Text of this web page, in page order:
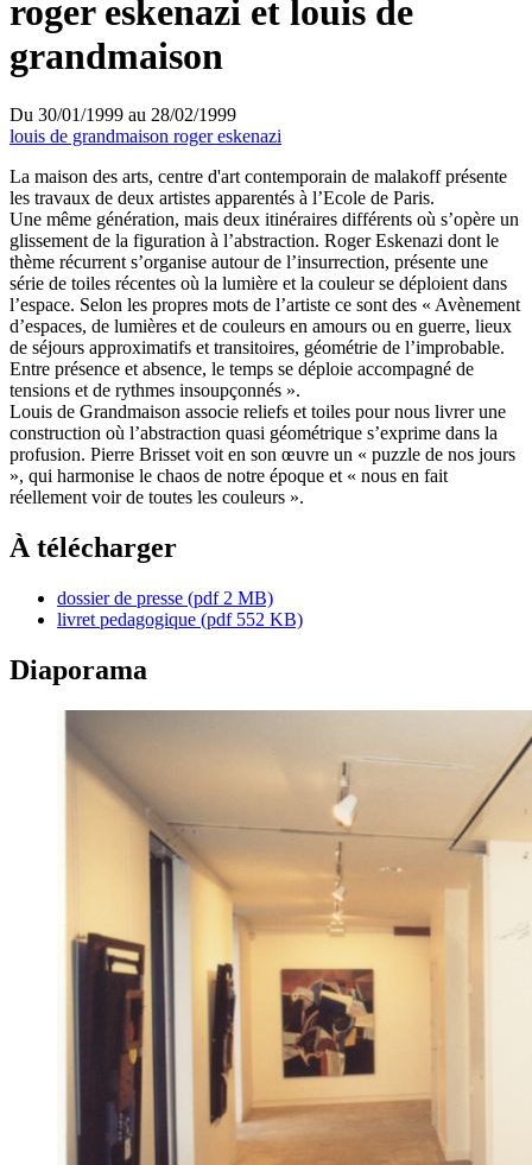
roger eskenazi et louis de
grandmaison
Du 30/01/1999 au 28/02/1999
louis de grandmaison roger eskenazi
La maison des arts, centre d'art contemporain de malakoff présente
les travaux de deux artistes apparentés à l’Ecole de Paris.
Une même génération, mais deux itinéraires différents où s’opère un
glissement de la figuration à l’abstraction. Roger Eskenazi dont le
thème récurrent s’organise autour de l’insurrection, présente une
série de toiles récentes où la lumière et la couleur se déploient dans
l’espace. Selon les propres mots de l’artiste ce sont des « Avènement
d’espaces, de lumières et de couleurs en amours ou en guerre, lieux
de séjours approximatifs et transitoires, géométrie de l’improbable.
Entre présence et absence, le temps se déploie accompagné de
tensions et de rythmes insoupçonnés ».
Louis de Grandmaison associe reliefs et toiles pour nous livrer une
construction où l’abstraction quasi géométrique s’exprime dans la
profusion. Pierre Brisset voit en son œuvre un « puzzle de nos jours
», qui harmonise le chaos de notre époque et « nous en fait
réellement voir de toutes les couleurs ».
À télécharger
dossier de presse (pdf 2 MB)
livret pedagogique (pdf 552 KB)
Diaporama